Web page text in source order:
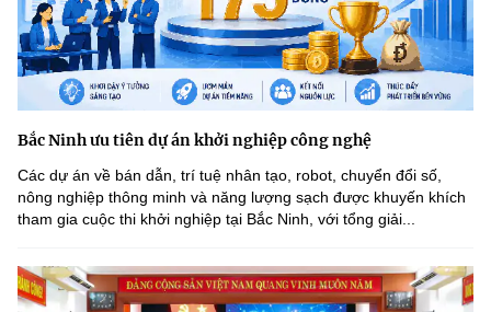
Bắc Ninh ưu tiên dự án khởi nghiệp công nghệ
Các dự án về bán dẫn, trí tuệ nhân tạo, robot, chuyển đổi số,
nông nghiệp thông minh và năng lượng sạch được khuyến khích
tham gia cuộc thi khởi nghiệp tại Bắc Ninh, với tổng giải...